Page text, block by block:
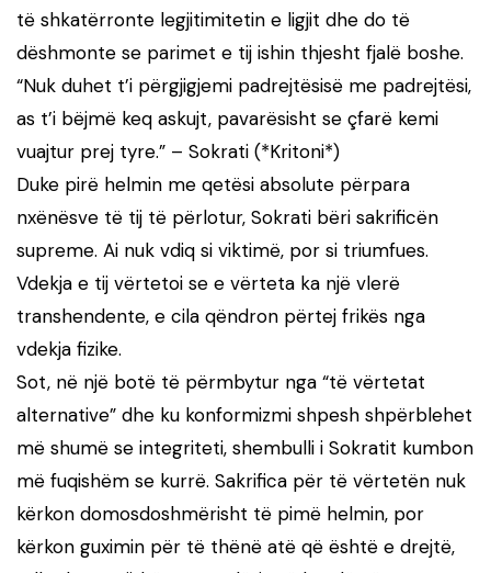
të shkatërronte legjitimitetin e ligjit dhe do të
dëshmonte se parimet e tij ishin thjesht fjalë boshe.
“Nuk duhet t’i përgjigjemi padrejtësisë me padrejtësi,
as t’i bëjmë keq askujt, pavarësisht se çfarë kemi
vuajtur prej tyre.” – Sokrati (*Kritoni*)
Duke pirë helmin me qetësi absolute përpara
nxënësve të tij të përlotur, Sokrati bëri sakrificën
supreme. Ai nuk vdiq si viktimë, por si triumfues.
Vdekja e tij vërtetoi se e vërteta ka një vlerë
transhendente, e cila qëndron përtej frikës nga
vdekja fizike.
Sot, në një botë të përmbytur nga “të vërtetat
alternative” dhe ku konformizmi shpesh shpërblehet
më shumë se integriteti, shembulli i Sokratit kumbon
më fuqishëm se kurrë. Sakrifica për të vërtetën nuk
kërkon domosdoshmërisht të pimë helmin, por
kërkon guximin për të thënë atë që është e drejtë,